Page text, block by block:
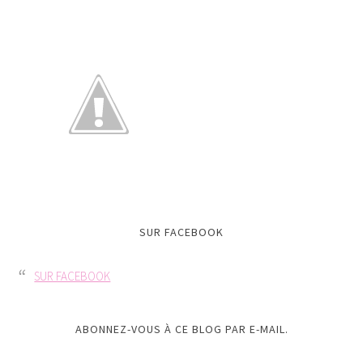
SUR FACEBOOK
SUR FACEBOOK
ABONNEZ-VOUS À CE BLOG PAR E-MAIL.